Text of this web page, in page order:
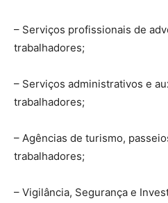
– Serviços profissionais de
trabalhadores;
– Serviços administrativos e
trabalhadores;
– Agências de turismo,
trabalhadores;
– Vigilância, Segurança e